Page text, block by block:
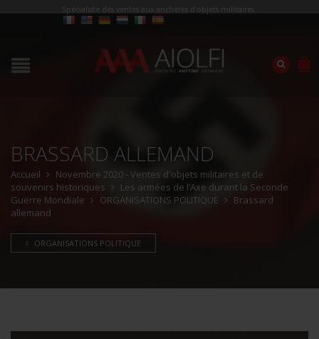
Spécialiste des ventes aux enchères d'objets militaires
BRASSARD ALLEMAND
Accueil
Novembre 2020 - Ventes d'objets militaires et de
souvenirs historiques
Les armées de l’Axe durant la Seconde
Guerre Mondiale
ORGANISATIONS POLITIQUE
Brassard
allemand
ORGANISATIONS POLITIQUE